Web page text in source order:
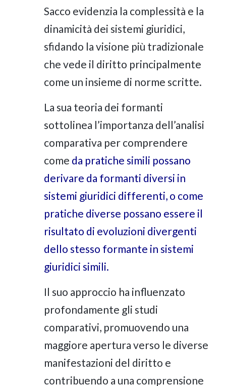
Sacco evidenzia la complessità e la
dinamicità dei sistemi giuridici,
sfidando la visione più tradizionale
che vede il diritto principalmente
come un insieme di norme scritte.
La sua teoria dei formanti
sottolinea l’importanza dell’analisi
comparativa per comprendere
come da pratiche simili possano
derivare da formanti diversi in
sistemi giuridici differenti, o come
pratiche diverse possano essere il
risultato di evoluzioni divergenti
dello stesso formante in sistemi
giuridici simili.
Il suo approccio ha influenzato
profondamente gli studi
comparativi, promuovendo una
maggiore apertura verso le diverse
manifestazioni del diritto e
contribuendo a una comprensione